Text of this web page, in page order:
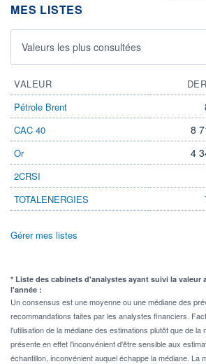
MES LISTES
Valeurs les plus consultées
VALEUR
Pétrole Brent
CAC 40 8
Or 4
2CRSI
TOTALENERGIES
Gérer mes listes
* Liste des cabinets d'analystes ayant suivi la valeur
l'année :
Un consensus est une moyenne ou une médiane des
recommandations faites par les analystes financiers.
l'utilisation de la médiane des estimations plutôt que de la
présente en effet l'inconvénient d'être sensible aux
échantillon, inconvénient auquel échappe la médiane. La